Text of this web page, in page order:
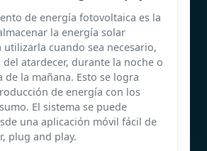
de energía fotovoltaica es la
la energía solar
utilizarla cuando sea necesario,
atardecer, durante la noche o
la mañana. Esto se logra
de energía con los
El sistema se puede
una aplicación móvil fácil de
plug and play.